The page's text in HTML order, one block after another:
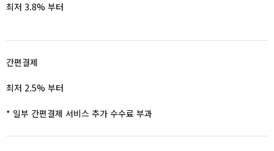
최저 3.8% 부터
간편결제
최저 2.5% 부터
* 일부 간편결제 서비스 추가 수수료 부과